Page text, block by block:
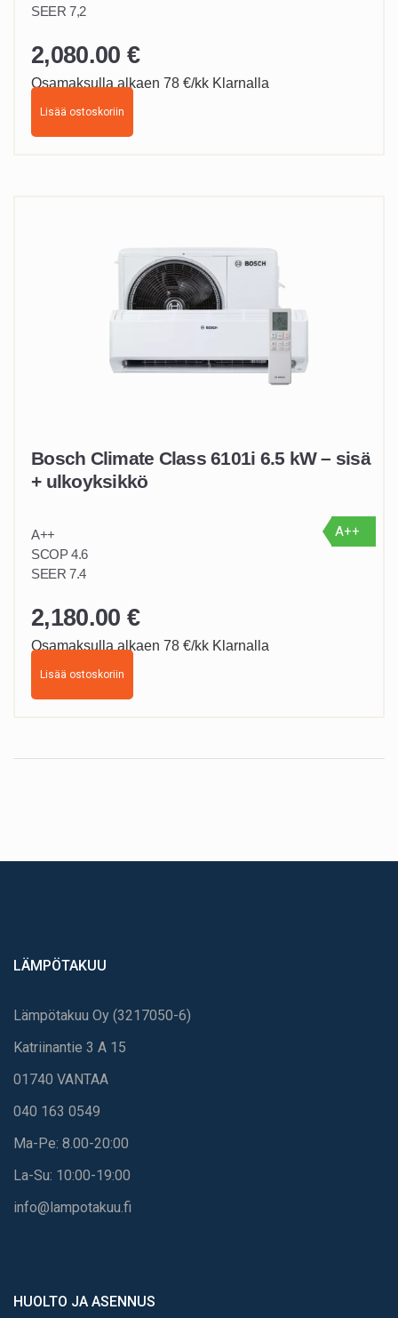
SEER 7,2
2,080.00 €
Osamaksulla alkaen 78 €/kk Klarnalla
Lisää ostoskoriin
Bosch Climate Class 6101i 6.5 kW – sisä
+ ulkoyksikkö
A++
SCOP 4.6
SEER 7.4
A++
2,180.00 €
Osamaksulla alkaen 78 €/kk Klarnalla
Lisää ostoskoriin
LÄMPÖTAKUU
Lämpötakuu Oy (3217050-6)
Katriinantie 3 A 15
01740 VANTAA
040 163 0549
Ma-Pe: 8.00-20:00
La-Su: 10:00-19:00
info@lampotakuu.fi
HUOLTO JA ASENNUS